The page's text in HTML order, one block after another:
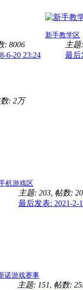
: 8006
6-20 23:24
新手教学区
主题
最后
: 2万
机游戏区
主题: 203, 帖数:
最后发表: 2021-2-
诺游戏赛事
主题: 151, 帖数: